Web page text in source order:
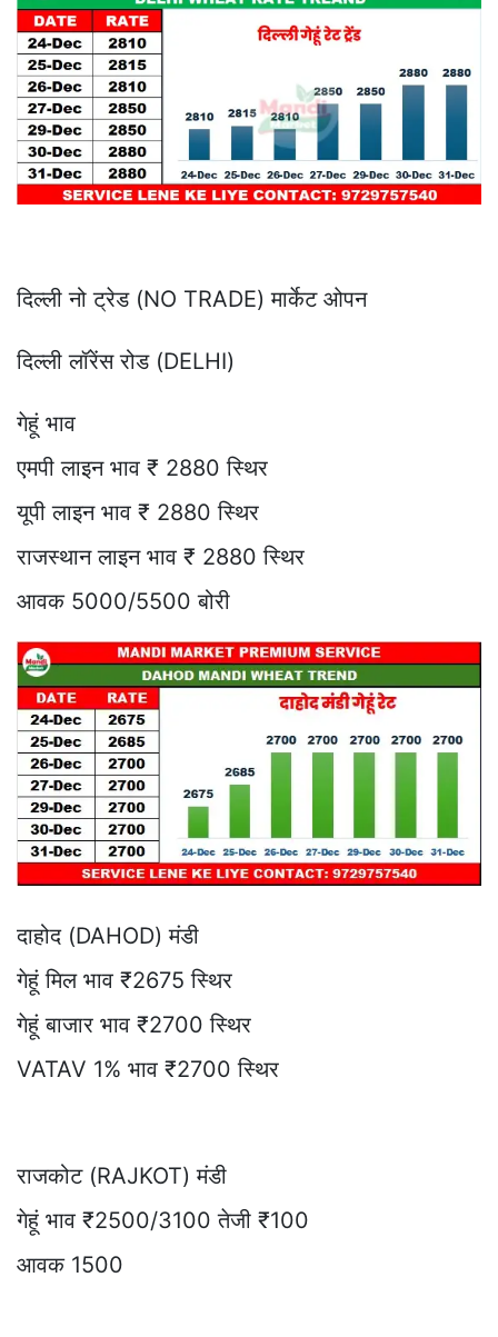
दिल्ली नो ट्रेड (NO TRADE) मार्केट ओपन
दिल्ली लॉरेंस रोड (DELHI)
गेहूं भाव
एमपी लाइन भाव ₹ 2880 स्थिर
यूपी लाइन भाव ₹ 2880 स्थिर
राजस्थान लाइन भाव ₹ 2880 स्थिर
आवक 5000/5500 बोरी
दाहोद (DAHOD) मंडी
गेहूं मिल भाव ₹2675 स्थिर
गेहूं बाजार भाव ₹2700 स्थिर
VATAV 1% भाव ₹2700 स्थिर
राजकोट (RAJKOT) मंडी
गेहूं भाव ₹2500/3100 तेजी ₹100
आवक 1500